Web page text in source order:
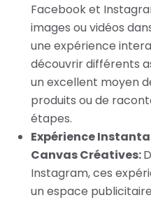
Facebook et
images ou vidéos
une expérience
découvrir différents
un excellent moyen
produits ou de
étapes.
Expérience
Canvas Créatives:
Instagram, ces
un espace